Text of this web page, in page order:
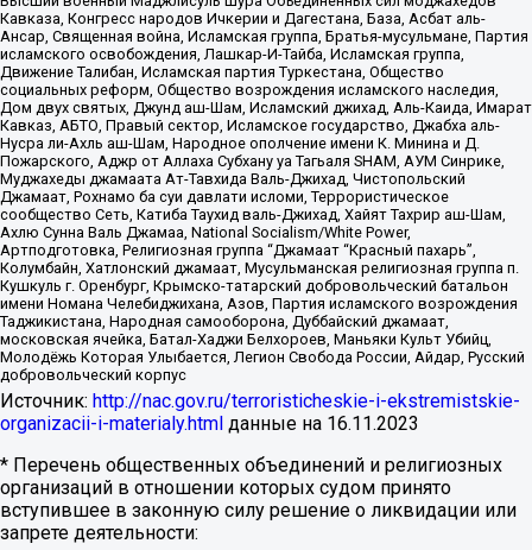
Кавказа, Конгресс народов Ичкерии и Дагестана, База, Асбат аль-
Ансар, Священная война, Исламская группа, Братья-мусульмане, Партия
исламского освобождения, Лашкар-И-Тайба, Исламская группа,
Движение Талибан, Исламская партия Туркестана, Общество
социальных реформ, Общество возрождения исламского наследия,
Дом двух святых, Джунд аш-Шам, Исламский джихад, Аль-Каида, Имарат
Кавказ, АБТО, Правый сектор, Исламское государство, Джабха аль-
Нусра ли-Ахль аш-Шам, Народное ополчение имени К. Минина и Д.
Пожарского, Аджр от Аллаха Субхану уа Тагьаля SHAM, АУМ Синрике,
Муджахеды джамаата Ат-Тавхида Валь-Джихад, Чистопольский
Джамаат, Рохнамо ба суи давлати исломи, Террористическое
сообщество Сеть, Катиба Таухид валь-Джихад, Хайят Тахрир аш-Шам,
Ахлю Сунна Валь Джамаа, National Socialism/White Power,
Артподготовка, Религиозная группа “Джамаат “Красный пахарь”,
Колумбайн, Хатлонский джамаат, Мусульманская религиозная группа п.
Кушкуль г. Оренбург, Крымско-татарский добровольческий батальон
имени Номана Челебиджихана, Азов, Партия исламского возрождения
Таджикистана, Народная самооборона, Дуббайский джамаат,
московская ячейка, Батал-Хаджи Белхороев, Маньяки Культ Убийц,
Молодёжь Которая Улыбается, Легион Свобода России, Айдар, Русский
добровольческий корпус
Источник: http://nac.gov.ru/terroristicheskie-i-ekstremistskie-
organizacii-i-materialy.html данные на 16.11.2023
* Перечень общественных объединений и религиозных
организаций в отношении которых судом принято
вступившее в законную силу решение о ликвидации или
запрете деятельности: